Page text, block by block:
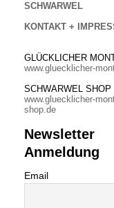
SCHWARWEL
KONTAKT +
GLÜCKLICHER
www.gluecklicher-
SCHWARWEL SHOP
www.gluecklicher-
shop.de
Newsletter
Anmeldung
Email